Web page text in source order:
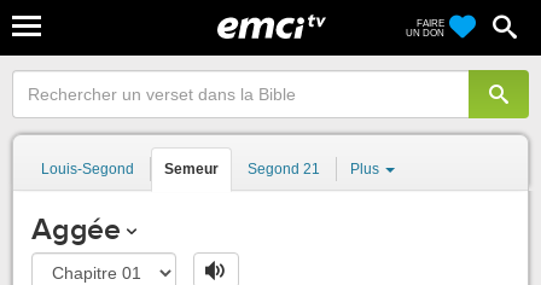
FAIRE
UN DON
Louis-Segond Semeur Segond 21 Plus
Aggée